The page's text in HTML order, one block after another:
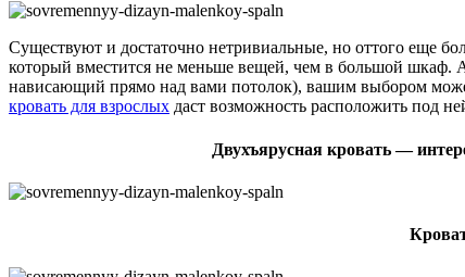
Существуют и достаточно нетривиальные, но оттого еще
который вместится не меньше вещей, чем в большой шкаф.
нависающий прямо над вами потолок), вашим выбором
кровать для взрослых даст возможность расположить под
Двухъярусная кровать —